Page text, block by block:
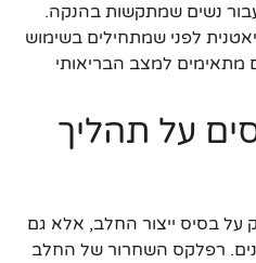
עבור נשים שמתקשות בהנקה.
לפני שמתחילים בשימוש
מתאימים למצב הבריאותי
על תהליך
על בסיס ייצור החלב, אלא גם
רפלקס השחרור של החלב